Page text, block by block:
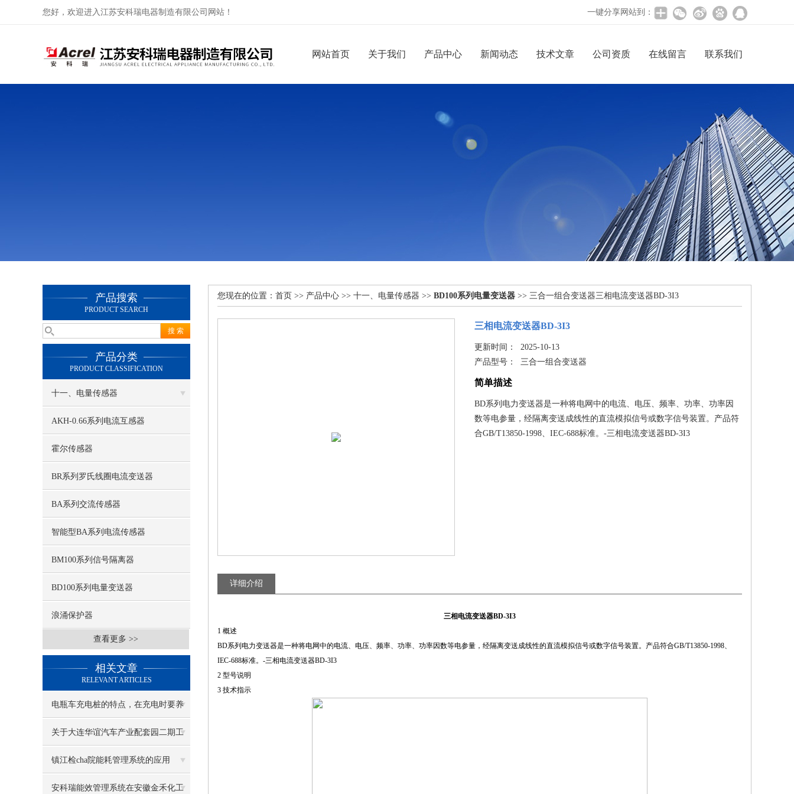
您好，欢迎进入江苏安科瑞电器制造有限公司网站！ 一键分享网站到：
网站首页 关于我们 产品中心 新闻动态 技术文章 公司资质 在线留言 联系我们
产品搜索
PRODUCT SEARCH
产品分类
PRODUCT CLASSIFICATION
十一、电量传感器
AKH-0.66系列电流互感器
霍尔传感器
BR系列罗氏线圈电流变送器
BA系列交流传感器
智能型BA系列电流传感器
BM100系列信号隔离器
BD100系列电量变送器
浪涌保护器
查看更多 >>
相关文章
RELEVANT ARTICLES
电瓶车充电桩的特点，在充电时要养
成良好的充电习惯
关于大连华谊汽车产业配套园二期工
程电力监控系统的设计与应用
镇江检cha院能耗管理系统的应用
安科瑞能效管理系统在安徽金禾化工
您现在的位置： 首页 >> 产品中心 >> 十一、电量传感器 >> BD100系列电量变送器 >> 三合一组合变送器三相电流变送器BD-3I3
三相电流变送器BD-3I3
更新时间： 2025-10-13
产品型号：三合一组合变送器
简单描述
BD系列电力变送器是一种将电网中的电流、电压、频率、功率、功率因
数等电参量，经隔离变送成线性的直流模拟信号或数字信号装置。产品符
合GB/T13850-1998、IEC-688标准。-三相电流变送器BD-3I3
详细介绍
三相电流变送器BD-3I3
1 概述
BD系列电力变送器是一种将电网中的电流、电压、频率、功率、功率因数等电参量，经隔离变送成线性的直流模拟信号或数字信号装置。产品符合GB/T13850-1998、
IEC-688标准。-三相电流变送器BD-3I3
2 型号说明
3 技术指示